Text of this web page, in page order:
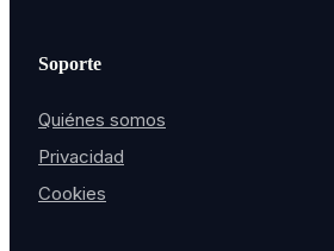
Soporte
Quiénes somos
Privacidad
Cookies